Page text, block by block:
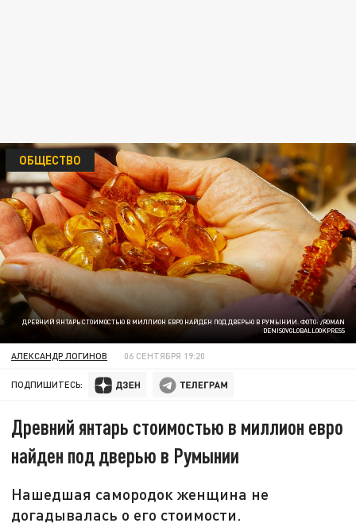
ДРЕВНИЙ ЯНТАРЬ СТОИМОСТЬЮ В МИЛЛИОН ЕВРО НАЙДЕН ПОД ДВЕРЬЮ В РУМЫНИИ. ФОТО: /ROMAN
DENISOVGLOBALLOOKPRESS
ОБЩЕСТВО
АЛЕКСАНДР ЛОГИНОВ 06 СЕНТЯБРЯ 19:20
ПОДПИШИТЕСЬ:
Древний янтарь стоимостью в миллион евро
найден под дверью в Румынии
Нашедшая самородок женщина не
догадывалась о его стоимости.